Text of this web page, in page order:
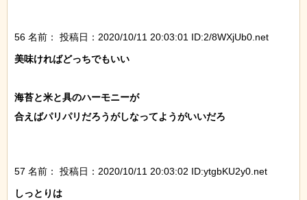
56 名前：
投稿日：2020/10/11 20:03:01 ID:2/8WXjUb0.net
美味ければどっちでもいい
海苔と米と具のハーモニーが
合えばパリパリだろうがしなってようがいいだろ
57 名前：
投稿日：2020/10/11 20:03:02 ID:ytgbKU2y0.net
しっとりは